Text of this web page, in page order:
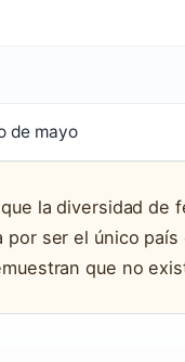
de mayo
la diversidad de
ser el único
que no